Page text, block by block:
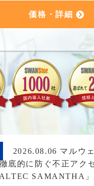
価格・詳細
2026.08.06 マルウ
底的に防ぐ不正アク
SAMANTHA